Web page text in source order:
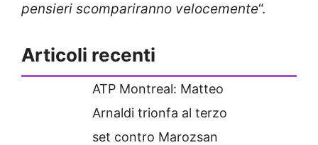
pensieri scompariranno velocemente“.
Articoli recenti
ATP Montreal: Matteo
Arnaldi trionfa al terzo
set contro Marozsan